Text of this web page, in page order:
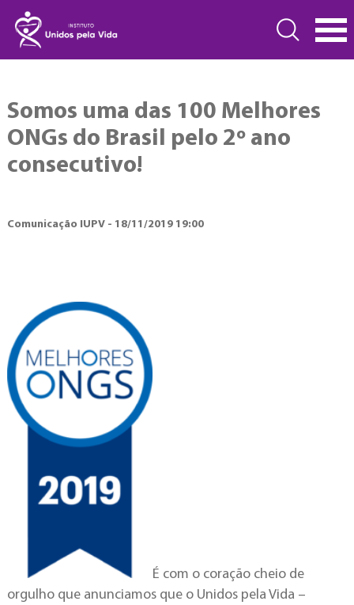
Somos uma das 100 Melhores
ONGs do Brasil pelo 2º ano
consecutivo!
Comunicação IUPV - 18/11/2019 19:00
É com o coração cheio de
orgulho que anunciamos que o Unidos pela Vida –